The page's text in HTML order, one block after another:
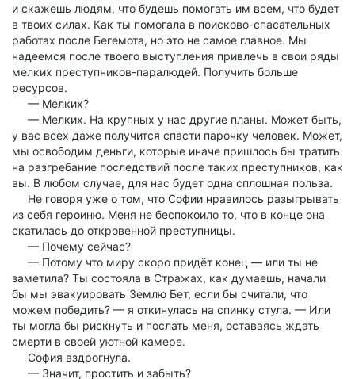
и скажешь людям, что будешь помогать им всем, что будет
в твоих силах. Как ты помогала в поисково-спасательных
работах после Бегемота, но это не самое главное. Мы
надеемся после твоего выступления привлечь в свои ряды
мелких преступников-паралюдей. Получить больше
ресурсов.
— Мелких?
— Мелких. На крупных у нас другие планы. Может быть,
у вас всех даже получится спасти парочку человек. Может,
мы освободим деньги, которые иначе пришлось бы тратить
на разгребание последствий после таких преступников, как
вы. В любом случае, для нас будет одна сплошная польза.
Не говоря уже о том, что Софии нравилось разыгрывать
из себя героиню. Меня не беспокоило то, что в конце она
скатилась до откровенной преступницы.
— Почему сейчас?
— Потому что миру скоро придёт конец — или ты не
заметила? Ты состояла в Стражах, как думаешь, начали
бы мы эвакуировать Землю Бет, если бы считали, что
можем победить? — я откинулась на спинку стула. — Или
ты могла бы рискнуть и послать меня, оставаясь ждать
смерти в своей уютной камере.
София вздрогнула.
— Значит, простить и забыть?